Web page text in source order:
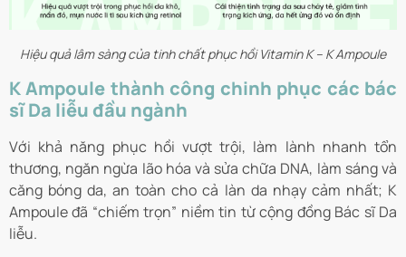
Hiệu quả lâm sàng của tinh chất phục hồi Vitamin K – K Ampoule
K Ampoule thành công chinh phục các bác
sĩ Da liễu đầu ngành
Với khả năng phục hồi vượt trội, làm lành nhanh tổn
thương, ngăn ngừa lão hóa và sửa chữa DNA, làm sáng và
căng bóng da, an toàn cho cả làn da nhạy cảm nhất; K
Ampoule đã “chiếm trọn” niềm tin từ cộng đồng Bác sĩ Da
liễu.